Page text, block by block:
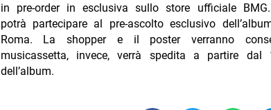
in pre-order in esclusiva sullo store ufficiale
potrà partecipare al pre-ascolto esclusivo
Roma. La shopper e il poster verranno
musicassetta, invece, verrà spedita a partire
dell’album.